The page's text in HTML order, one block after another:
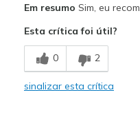
Breathe Well
Comfortable
Em resumo Sim, eu
Esta crítica foi útil?
0 2
sinalizar esta crítica